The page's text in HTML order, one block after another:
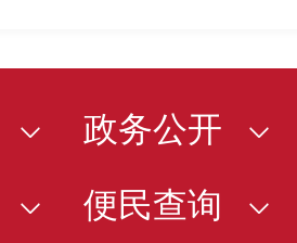
政务公开
便民查询